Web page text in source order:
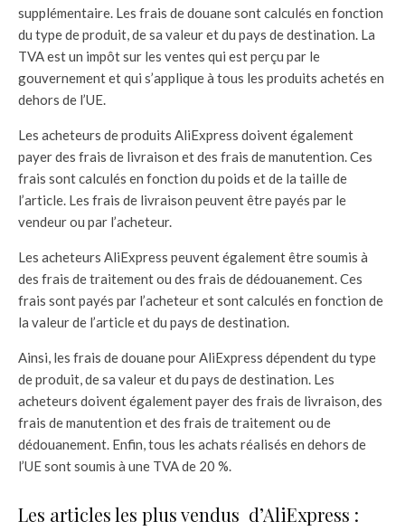
supplémentaire. Les frais de douane sont calculés en fonction
du type de produit, de sa valeur et du pays de destination. La
TVA est un impôt sur les ventes qui est perçu par le
gouvernement et qui s’applique à tous les produits achetés en
dehors de l’UE.
Les acheteurs de produits AliExpress doivent également
payer des frais de livraison et des frais de manutention. Ces
frais sont calculés en fonction du poids et de la taille de
l’article. Les frais de livraison peuvent être payés par le
vendeur ou par l’acheteur.
Les acheteurs AliExpress peuvent également être soumis à
des frais de traitement ou des frais de dédouanement. Ces
frais sont payés par l’acheteur et sont calculés en fonction de
la valeur de l’article et du pays de destination.
Ainsi, les frais de douane pour AliExpress dépendent du type
de produit, de sa valeur et du pays de destination. Les
acheteurs doivent également payer des frais de livraison, des
frais de manutention et des frais de traitement ou de
dédouanement. Enfin, tous les achats réalisés en dehors de
l’UE sont soumis à une TVA de 20 %.
Les articles les plus vendus d’AliExpress :